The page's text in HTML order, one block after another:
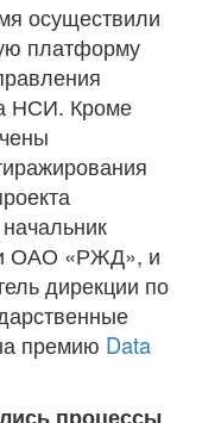
осуществили
платформу
НСИ. Кроме
ОАО «РЖД», и
дирекции по
премию Data